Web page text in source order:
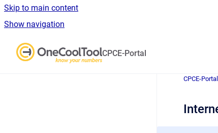
Skip to main content
Show navigation
CPCE-Portal
CPCE-Portal